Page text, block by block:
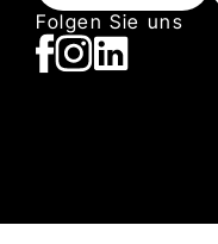
Folgen Sie uns